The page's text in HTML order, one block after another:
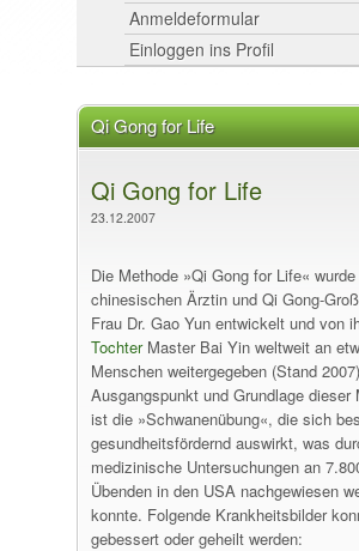
Anmeldeformular
Einloggen ins Profil
Qi Gong for Life
Qi Gong for Life
23.12.2007
Die Methode »Qi Gong for Life«
chinesischen Ärztin und Qi Gong-
Frau Dr. Gao Yun entwickelt und von
TochterMaster Bai Yin weltweit an
Menschen weitergegeben (Stand
Ausgangspunkt und Grundlage dieser
ist die »Schwanenübung«, die sich
gesundheitsfördernd auswirkt, was
medizinische Untersuchungen an
Übenden in den USA nachgewiesen
konnte. Folgende Krankheitsbilder
gebessert oder geheilt werden: